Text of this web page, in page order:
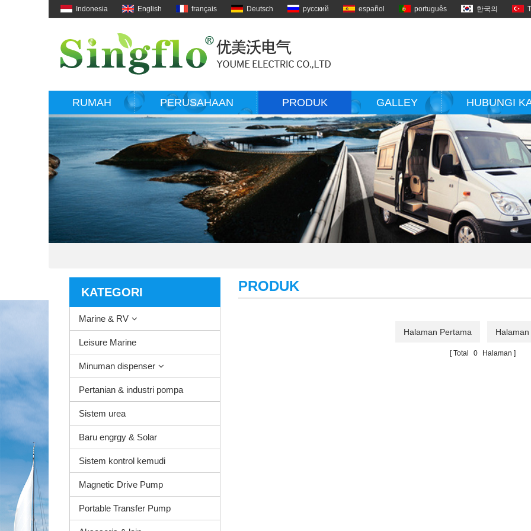
Indonesia English français Deutsch русский español português 한국의
RUMAH PERUSAHAAN PRODUK GALLEY HUBUNGI
KATEGORI
Marine & RV
Leisure Marine
Minuman dispenser
Pertanian & industri pompa
Sistem urea
Baru engrgy & Solar
Sistem kontrol kemudi
Magnetic Drive Pump
Portable Transfer Pump
PRODUK
Halaman Pertama
Total 0 Halaman